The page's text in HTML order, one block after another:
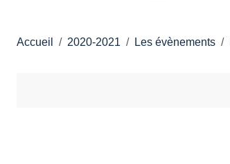
Accueil 2020-2021 Les évènements